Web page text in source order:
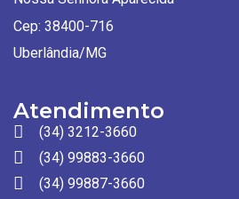
Cep: 38400-716
Uberlândia/MG
Atendimento
(34) 3212-3660
(34) 99883-3660
(34) 99887-3660